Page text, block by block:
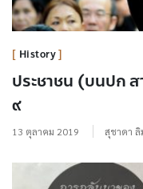
History
ประชาชน (บนปก
๙
13 ตุลาคม 2019 สุชาดา ลิ